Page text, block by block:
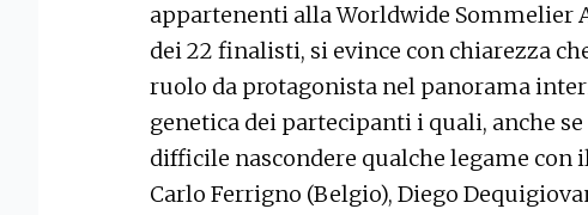
appartenenti alla Worldwide Sommelier
dei 22 finalisti, si evince con chiarezza
ruolo da protagonista nel panorama
genetica dei partecipanti i quali, anche
difficile nascondere qualche legame con
Carlo Ferrigno (Belgio), Diego